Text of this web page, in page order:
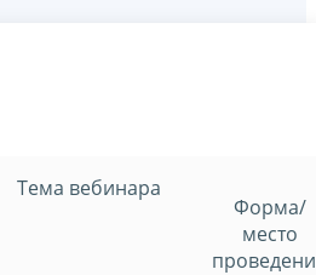
Тема вебинара
Форма/
место